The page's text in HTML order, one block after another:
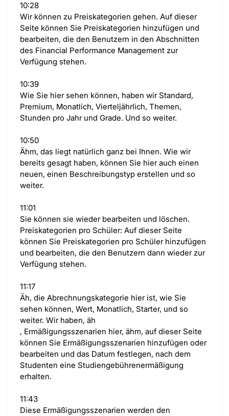
10:28
Wir können zu Preiskategorien gehen. Auf dieser
Seite können Sie Preiskategorien hinzufügen und
bearbeiten, die den Benutzern in den Abschnitten
des Financial Performance Management zur
Verfügung stehen.
10:39
Wie Sie hier sehen können, haben wir Standard,
Premium, Monatlich, Vierteljährlich, Themen,
Stunden pro Jahr und Grade. Und so weiter.
10:50
Ähm, das liegt natürlich ganz bei Ihnen. Wie wir
bereits gesagt haben, können Sie hier auch einen
neuen, einen Beschreibungstyp erstellen und so
weiter.
11:01
Sie können sie wieder bearbeiten und löschen.
Preiskategorien pro Schüler: Auf dieser Seite
können Sie Preiskategorien pro Schüler hinzufügen
und bearbeiten, die den Benutzern dann wieder zur
Verfügung stehen.
11:17
Äh, die Abrechnungskategorie hier ist, wie Sie
sehen können, Wert, Monatlich, Starter, und so
weiter. Wir haben, äh
, Ermäßigungsszenarien hier, ähm, auf dieser Seite
können Sie Ermäßigungsszenarien hinzufügen oder
bearbeiten und das Datum festlegen, nach dem
Studenten eine Studiengebührenermäßigung
erhalten.
11:43
Diese Ermäßigungsszenarien werden den